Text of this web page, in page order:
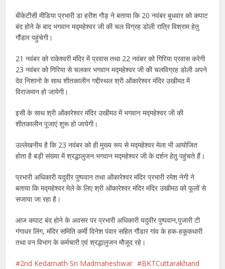
बीकेटीसी मीडिया प्रभारी डा हरीश गौड़ ने बताया कि 20 नवंबर बुधवार को कपाट
बंद होने के बाद भगवान मद्महेश्वर जी की चल विग्रह डोली रात्रि विश्राम हेतु
गौंडार पहुंचेगी।
21 नवंबर को राकेश्वरी मंदिर में प्रवास तथा 22 नवंबर को गिरिया प्रवास करेगी
23 नवंबर को गिरिया से चलकर भगवान मद्महेश्वर जी की चलविग्रह डोली अपने
देव निशानो के साथ शीतकालीन गद्दीस्थल श्री ओंकारेश्वर मंदिर उखीमठ में
विराजमान हो जायेगी।
इसी के साथ श्री ओंकारेश्वर मंदिर उखीमठ में भगवान मद्महेश्वर जी की
शीतकालीन पूजाएं शुरू हो जायेगी।
उल्लेखनीय है कि 23 नवंबर को ही मुख्य रूप से मद्महेश्वर मेला भी आयोजित
होता है बड़ी संख्या में श्रद्धालुजन भगवान मद्महेश्वर जी के दर्शन हेतु पहुंचते हैं।
प्रभारी अधिकारी यदुवीर पुष्पवान तथा ओंकारेश्वर मंदिर प्रभारी रमेश नेगी ने
बताया कि मद्महेश्वर मेले के लिए श्री ओंकारेश्वर मंदिर मंदिर उखीमठ को फूलों से
सजाया जा रहा है।
आज कपाट बंद होने के अवसर पर प्रभारी अधिकारी यदुवीर पुष्पवान,पुजारी टी
गंगाधर लिंग, मंदिर समिति कर्मी दिनेश पंवार सहित गौंडार गांव के हक-हकूकधारी
तथा वन विभाग के कर्मचारी एवं श्रद्धालुजन मौजूद रहे।
2nd Kedarnath Sri Madmaheshwar
BKTCuttarakhand